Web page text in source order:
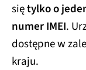
siętylko o
numer IMEI.
dostępne w
kraju.